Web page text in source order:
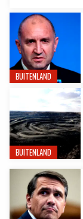
BUITENLAND
BUITENLAND